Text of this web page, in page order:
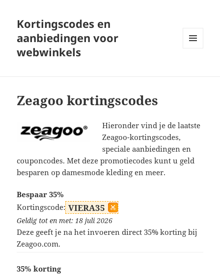
Kortingscodes en
aanbiedingen voor
webwinkels
Zeagoo kortingscodes
Hieronder vind je de laatste
Zeagoo-kortingscodes,
speciale aanbiedingen en
couponcodes. Met deze promotiecodes kunt u geld
besparen op damesmode kleding en meer.
Bespaar 35%
Kortingscode: VIERA35
Geldig tot en met: 18 juli 2026
Deze geeft je na het invoeren direct 35% korting bij
Zeagoo.com.
35% korting